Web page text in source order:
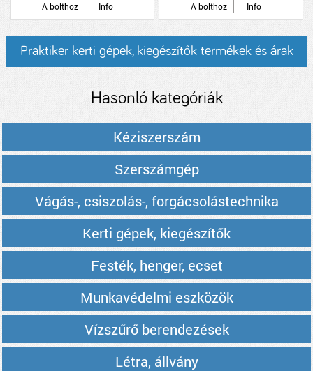
A bolthoz
Info
A bolthoz
Info
Praktiker kerti gépek, kiegészítők termékek és árak
Hasonló kategóriák
Kéziszerszám
Szerszámgép
Vágás-, csiszolás-, forgácsolástechnika
Kerti gépek, kiegészítők
Festék, henger, ecset
Munkavédelmi eszközök
Vízszűrő berendezések
Létra, állvány